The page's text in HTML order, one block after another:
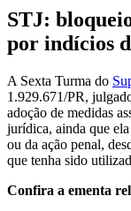
STJ:
por indícios
A Sexta Turma do
1.929.671/PR,
adoção de medidas
jurídica, ainda que
ou da ação penal,
que tenha sido
Confira a ementa